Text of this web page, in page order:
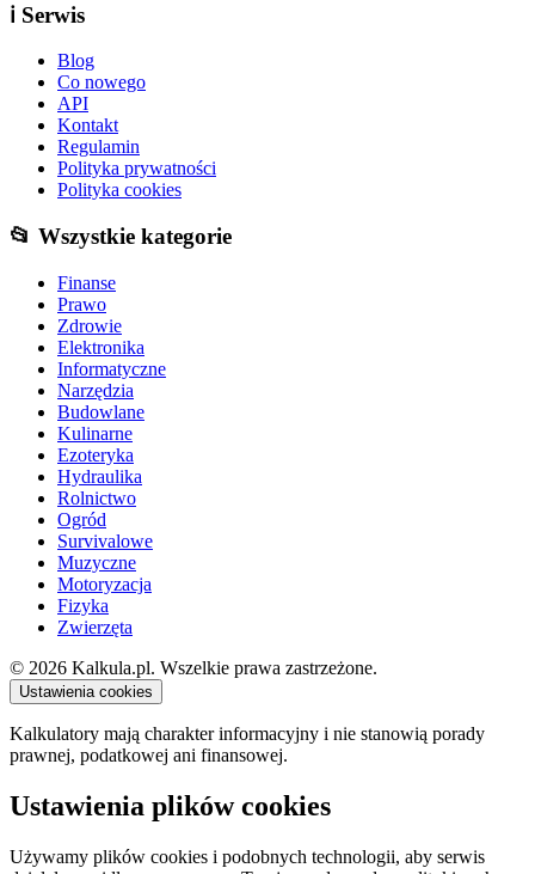
ℹ️ Serwis
Blog
Co nowego
API
Kontakt
Regulamin
Polityka prywatności
Polityka cookies
📂 Wszystkie kategorie
Finanse
Prawo
Zdrowie
Elektronika
Informatyczne
Narzędzia
Budowlane
Kulinarne
Ezoteryka
Hydraulika
Rolnictwo
Ogród
Survivalowe
Muzyczne
Motoryzacja
Fizyka
Zwierzęta
© 2026 Kalkula.pl. Wszelkie prawa zastrzeżone.
Ustawienia cookies
Kalkulatory mają charakter informacyjny i nie stanowią porady
prawnej, podatkowej ani finansowej.
Ustawienia plików cookies
Używamy plików cookies i podobnych technologii, aby serwis